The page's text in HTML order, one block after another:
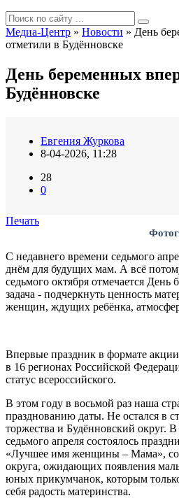
Медиа-Центр » Новости » День
отметили в Будённовске
День беременных
Будённовске
Евгения Журкова
8-04-2026, 11:28
28
0
Печать
С недавнего времени седьмого
днём для будущих мам. А всё
седьмого октября отмечается День
задача - подчеркнуть ценность
женщин, ждущих ребёнка,
Впервые праздник в формате
в 16 регионах Российской
статус всероссийского.
В этом году в восьмой раз наша
празднованию даты. Не остался в
торжества и Будённовский округ.
седьмого апреля состоялось
«Лучшее имя женщины – Мама»,
округа, ожидающих появления
юных прикумчанок, которым
себя радость материнства.